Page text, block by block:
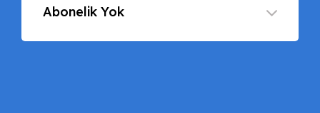
Abonelik Yok